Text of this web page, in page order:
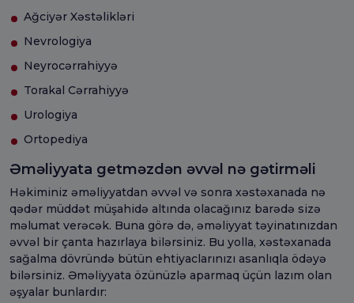
Ağciyər Xəstəlikləri
Nevrologiya
Neyrocərrahiyyə
Torakal Cərrahiyyə
Urologiya
Ortopediya
Əməliyyata getməzdən əvvəl nə gətirməli
Həkiminiz əməliyyatdan əvvəl və sonra xəstəxanada nə
qədər müddət müşahidə altında olacağınız barədə sizə
məlumat verəcək. Buna görə də, əməliyyat təyinatınızdan
əvvəl bir çanta hazırlaya bilərsiniz. Bu yolla, xəstəxanada
sağalma dövründə bütün ehtiyaclarınızı asanlıqla ödəyə
bilərsiniz. Əməliyyata özünüzlə aparmaq üçün lazım olan
əşyalar bunlardır: